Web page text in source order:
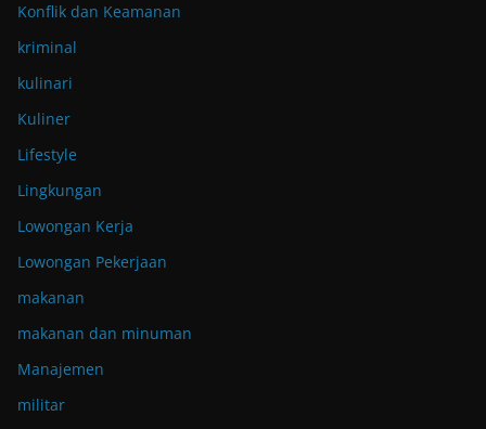
Konflik dan Keamanan
kriminal
kulinari
Kuliner
Lifestyle
Lingkungan
Lowongan Kerja
Lowongan Pekerjaan
makanan
makanan dan minuman
Manajemen
militar